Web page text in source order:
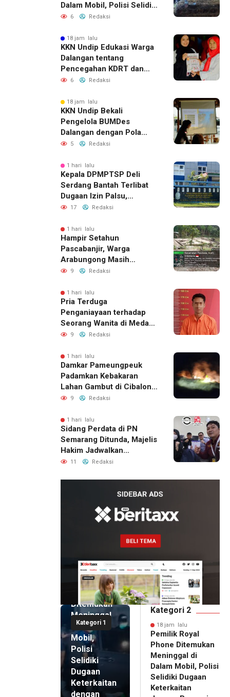
Dalam Mobil, Polisi Selidiki
Dugaan Keterkaitan
6 Redaksi
18 jam lalu
KKN Undip Edukasi Warga
Dalangan tentang
Pencegahan KDRT dan
Komunikasi Keluarga
6 Redaksi
18 jam lalu
KKN Undip Bekali
Pengelola BUMDes
Dalangan dengan Pola
Pikir Inovatif
5 Redaksi
1 hari lalu
Kepala DPMPTSP Deli
Serdang Bantah Terlibat
Dugaan Izin Palsu,
Tegaskan Proses
Jalur Resmi
17 Redaksi
1 hari lalu
Hampir Setahun
Pascabanjir, Warga
Arabungong Masih
Menunggu Bantuan
9 Redaksi
1 hari lalu
Pria Terduga
Penganiayaan terhadap
Seorang Wanita di Medan
Ditangkap Polisi
9 Redaksi
1 hari lalu
Damkar Pameungpeuk
Padamkan Kebakaran
Lahan Gambut di Cibalong,
Permukiman Warga
9 Redaksi
1 hari lalu
Sidang Perdata di PN
Semarang Ditunda, Majelis
Hakim Jadwalkan
Pemanggilan Ulang BPR
11 Redaksi
Kategori 1
18 jam lalu
Pemilik
Royal
Phone
Ditemukan
Meninggal
di Dalam
Mobil,
Polisi
Selidiki
Dugaan
Keterkaitan
dengan
Kategori 2
18 jam lalu
Pemilik Royal
Phone Ditemukan
Meninggal di
Dalam Mobil, Polisi
Selidiki Dugaan
Keterkaitan